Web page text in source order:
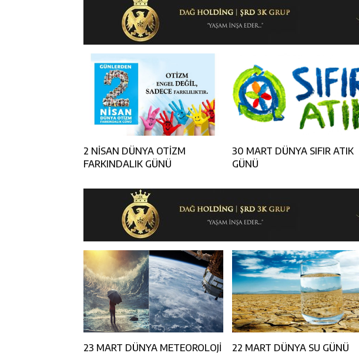
2 NİSAN DÜNYA OTİZM
FARKINDALIK GÜNÜ
30 MART DÜNYA SIFIR ATIK
GÜNÜ
23 MART DÜNYA METEOROLOJİ
22 MART DÜNYA SU GÜNÜ